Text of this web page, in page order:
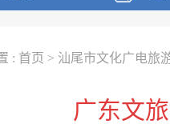
: 首页 > 汕尾市文化广电旅
广东文